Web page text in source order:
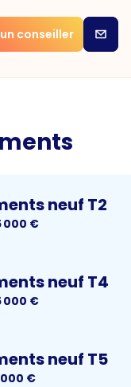
conseiller
neuf T2
000 €
neuf T4
000 €
neuf T5
000 €